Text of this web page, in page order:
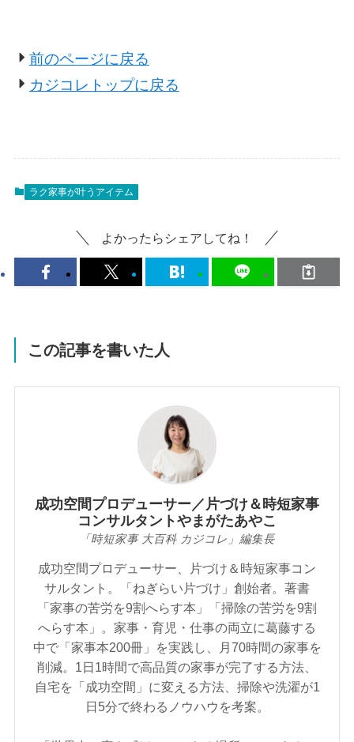
前のページに戻る
カジコレトップに戻る
ラク家事が叶うアイテム
よかったらシェアしてね！
この記事を書いた人
成功空間プロデューサー／片づけ＆時短家事
コンサルタントやまがたあやこ
「時短家事 大百科 カジコレ」編集長
成功空間プロデューサー、片づけ＆時短家事コン
サルタント。「ねぎらい片づけ」創始者。著書
「家事の苦労を9割へらす本」「掃除の苦労を9割
へらす本」。家事・育児・仕事の両立に葛藤する
中で「家事本200冊」を実践し、月70時間の家事を
削減。1日1時間で高品質の家事が完了する方法、
自宅を「成功空間」に変える方法、掃除や洗濯が1
日5分で終わるノウハウを考案。